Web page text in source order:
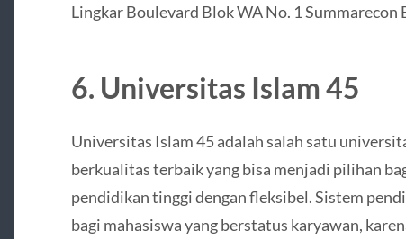
Lingkar Boulevard Blok WA No. 1 Summarecon
6. Universitas Islam 45
Universitas Islam 45 adalah salah satu
berkualitas terbaik yang bisa menjadi pilihan
pendidikan tinggi dengan fleksibel. Sistem
bagi mahasiswa yang berstatus karyawan,